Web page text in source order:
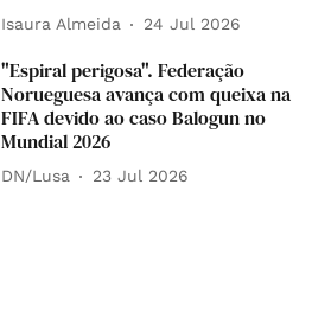
Isaura Almeida 24 Jul 2026
"Espiral perigosa". Federação
Norueguesa avança com queixa na
FIFA devido ao caso Balogun no
Mundial 2026
DN/Lusa 23 Jul 2026